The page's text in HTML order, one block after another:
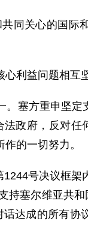
同关心的国际
利益问题相互
塞方重申坚
政府，反对任
的一切努力。
号决议框
塞尔维亚共和
达成的所有协